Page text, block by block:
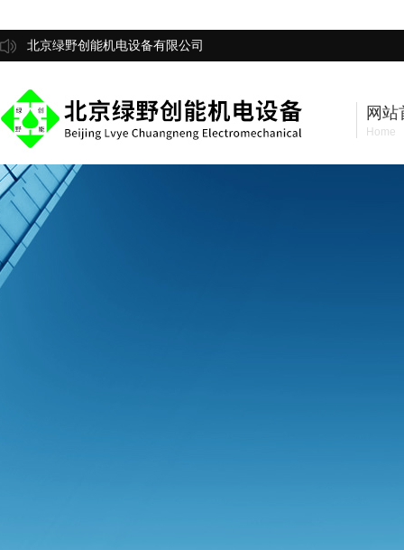
北京绿野创能机电设备有限公司
网站
Home